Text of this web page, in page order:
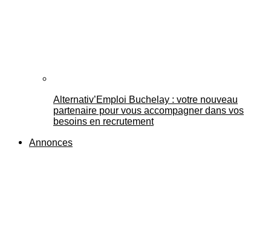
Alternativ’Emploi Buchelay : votre nouveau
partenaire pour vous accompagner dans vos
besoins en recrutement
Annonces